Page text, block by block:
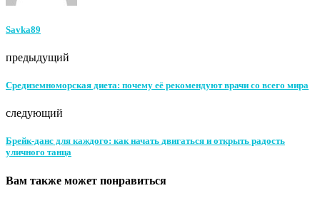
Savka89
предыдущий
Средиземноморская диета: почему её рекомендуют врачи со всего мира
следующий
Брейк-данс для каждого: как начать двигаться и открыть радость
уличного танца
Вам также может понравиться